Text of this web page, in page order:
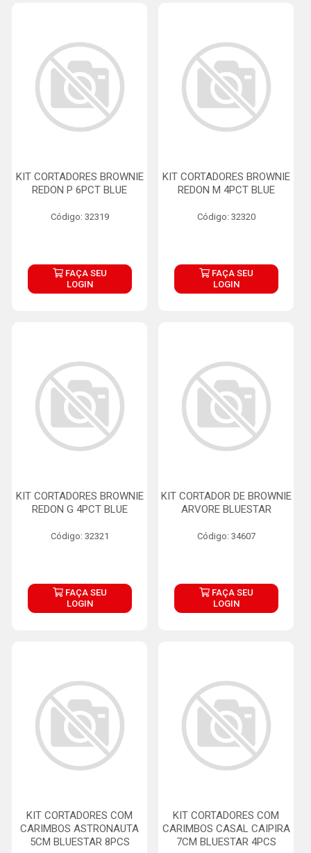
KIT CORTADORES BROWNIE
REDON P 6PCT BLUE
Código: 32319
FAÇA SEU
LOGIN
KIT CORTADORES BROWNIE
REDON M 4PCT BLUE
Código: 32320
FAÇA SEU
LOGIN
KIT CORTADORES BROWNIE
REDON G 4PCT BLUE
Código: 32321
FAÇA SEU
LOGIN
KIT CORTADOR DE BROWNIE
ARVORE BLUESTAR
Código: 34607
FAÇA SEU
LOGIN
KIT CORTADORES COM
CARIMBOS ASTRONAUTA
5CM BLUESTAR 8PCS
KIT CORTADORES COM
CARIMBOS CASAL CAIPIRA
7CM BLUESTAR 4PCS